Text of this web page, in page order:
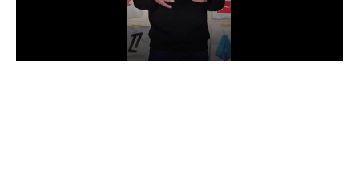
دوري أبطال إفريقيا